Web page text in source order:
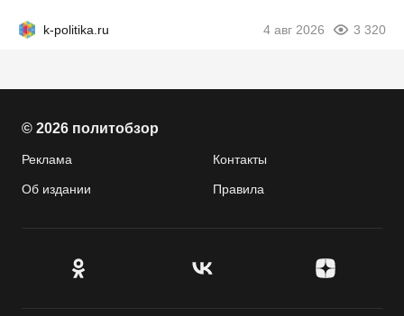
k-politika.ru 4 авг 2026 3 320
© 2026 политобзор
Реклама Контакты
Об издании Правила